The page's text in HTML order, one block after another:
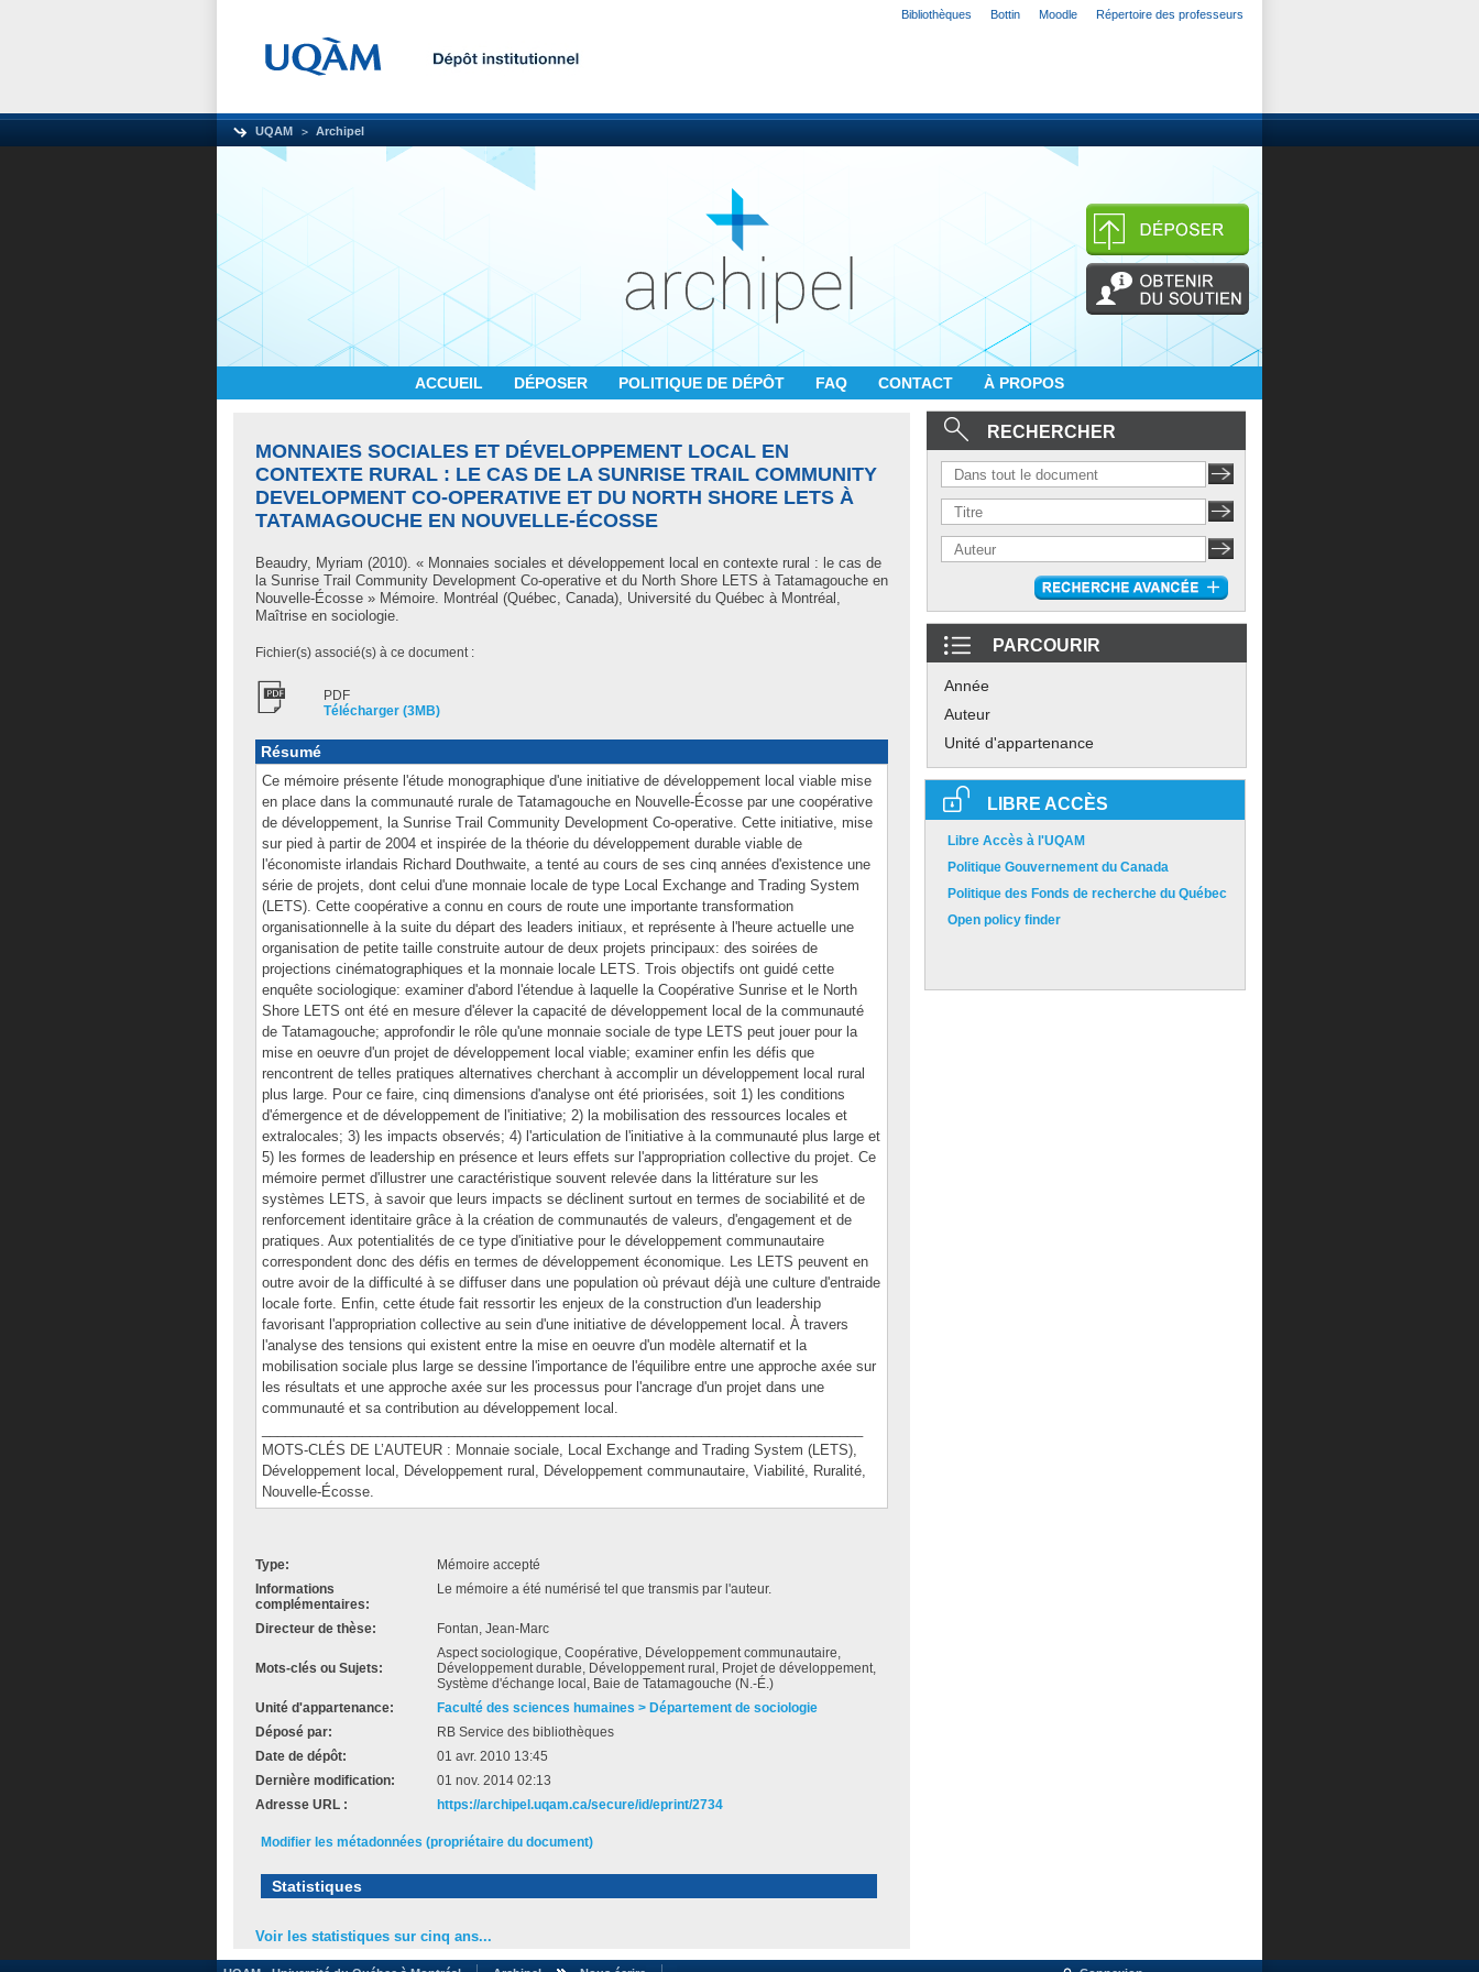
Bibliothèques Bottin Moodle Répertoire des professeurs
UQAM Archipel
ACCUEIL DÉPOSER POLITIQUE DE DÉPÔT FAQ CONTACT À PROPOS
MONNAIES SOCIALES ET DÉVELOPPEMENT LOCAL EN
CONTEXTE RURAL : LE CAS DE LA SUNRISE TRAIL COMMUNITY
DEVELOPMENT CO-OPERATIVE ET DU NORTH SHORE LETS À
TATAMAGOUCHE EN NOUVELLE-ÉCOSSE
Beaudry, Myriam (2010). « Monnaies sociales et développement local en contexte rural : le cas de
la Sunrise Trail Community Development Co-operative et du North Shore LETS à Tatamagouche en
Nouvelle-Écosse » Mémoire. Montréal (Québec, Canada), Université du Québec à Montréal,
Maîtrise en sociologie.
Fichier(s) associé(s) à ce document :
PDF
Télécharger (3MB)
Résumé
Ce mémoire présente l'étude monographique d'une initiative de développement local viable mise
en place dans la communauté rurale de Tatamagouche en Nouvelle-Écosse par une coopérative
de développement, la Sunrise Trail Community Development Co-operative. Cette initiative, mise
sur pied à partir de 2004 et inspirée de la théorie du développement durable viable de
l'économiste irlandais Richard Douthwaite, a tenté au cours de ses cinq années d'existence une
série de projets, dont celui d'une monnaie locale de type Local Exchange and Trading System
(LETS). Cette coopérative a connu en cours de route une importante transformation
organisationnelle à la suite du départ des leaders initiaux, et représente à l'heure actuelle une
organisation de petite taille construite autour de deux projets principaux: des soirées de
projections cinématographiques et la monnaie locale LETS. Trois objectifs ont guidé cette
enquête sociologique: examiner d'abord l'étendue à laquelle la Coopérative Sunrise et le North
Shore LETS ont été en mesure d'élever la capacité de développement local de la communauté
de Tatamagouche; approfondir le rôle qu'une monnaie sociale de type LETS peut jouer pour la
mise en oeuvre d'un projet de développement local viable; examiner enfin les défis que
rencontrent de telles pratiques alternatives cherchant à accomplir un développement local rural
plus large. Pour ce faire, cinq dimensions d'analyse ont été priorisées, soit 1) les conditions
d'émergence et de développement de l'initiative; 2) la mobilisation des ressources locales et
extralocales; 3) les impacts observés; 4) l'articulation de l'initiative à la communauté plus large et
5) les formes de leadership en présence et leurs effets sur l'appropriation collective du projet. Ce
mémoire permet d'illustrer une caractéristique souvent relevée dans la littérature sur les
systèmes LETS, à savoir que leurs impacts se déclinent surtout en termes de sociabilité et de
renforcement identitaire grâce à la création de communautés de valeurs, d'engagement et de
pratiques. Aux potentialités de ce type d'initiative pour le développement communautaire
correspondent donc des défis en termes de développement économique. Les LETS peuvent en
outre avoir de la difficulté à se diffuser dans une population où prévaut déjà une culture d'entraide
locale forte. Enfin, cette étude fait ressortir les enjeux de la construction d'un leadership
favorisant l'appropriation collective au sein d'une initiative de développement local. À travers
l'analyse des tensions qui existent entre la mise en oeuvre d'un modèle alternatif et la
mobilisation sociale plus large se dessine l'importance de l'équilibre entre une approche axée sur
les résultats et une approche axée sur les processus pour l'ancrage d'un projet dans une
communauté et sa contribution au développement local.
MOTS-CLÉS DE L’AUTEUR : Monnaie sociale, Local Exchange and Trading System (LETS),
Développement local, Développement rural, Développement communautaire, Viabilité, Ruralité,
Nouvelle-Écosse.
Type:
Mémoire accepté
Informations
complémentaires:
Le mémoire a été numérisé tel que transmis par l'auteur.
Directeur de thèse: Fontan, Jean-Marc
Mots-clés ou Sujets:
Aspect sociologique, Coopérative, Développement communautaire,
Développement durable, Développement rural, Projet de développement,
Système d'échange local, Baie de Tatamagouche (N.-É.)
Unité d'appartenance:
Faculté des sciences humaines > Département de sociologie
Déposé par:
RB Service des bibliothèques
Date de dépôt:
01 avr. 2010 13:45
Dernière modification:
01 nov. 2014 02:13
Adresse URL :
https://archipel.uqam.ca/secure/id/eprint/2734
Modifier les métadonnées (propriétaire du document)
Statistiques
Voir les statistiques sur cinq ans...
RECHERCHER
PARCOURIR
Année
Auteur
Unité d'appartenance
LIBRE ACCÈS
Libre Accès à l'UQAM
Politique Gouvernement du Canada
Politique des Fonds de recherche du Québec
Open policy finder